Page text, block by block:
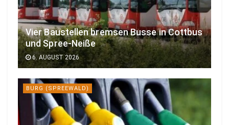
Vier Baustellen bremsen Busse in Cottbus
und Spree-Neiße
6. AUGUST 2026
BURG (SPREEWALD)